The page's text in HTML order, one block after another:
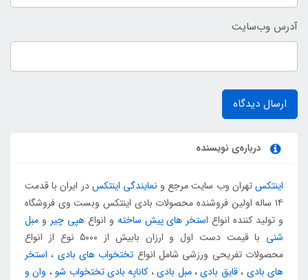
آدرس وب‌سایت
ارسال دیدگاه
درباره‌ی نویسنده
اینتکستهران وب سایت مرجع و نمایندگی اینتکسدر ایران با قدمت
۱۴ ساله اولین فروشنده محصولات بادی اینتکس وبست وی فروشگاه
و تولید کننده انواع استخر های پیش ساخته و انواعهپی چیر و مبل
شنی
با قیمت دست اول و ارزان بابیش از ۵۰۰۰ نوع از انواع
محصولات تفریحی ورزشی شامل انواع تختخواب های بادی ، استخر
های بادی ،قایق بادی،مبل بادی، کاناپه بادی تختخواب شو، وان و